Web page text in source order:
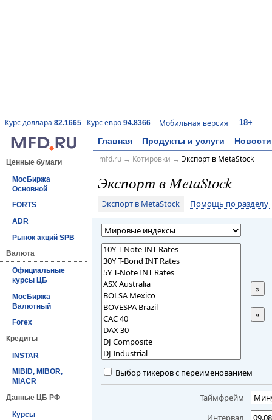
Курс доллара 82.1665 Курс евро 94.8366 Мобильная версия 18+
Главная Продукты и услуги Новости
Ценные бумаги
МосБиржа
Основной
FORTS
ADR
Рынок акций SPB
Валюта
Официальные
курсы ЦБ
МосБиржа
Валютный
Forex
Кредиты
INSTAR
MIBID, MIBOR,
MIACR
Данные ЦБ РФ
Курсы
mfd.ru→ Котировки → Экспорт в MetaStock
Экспорт в MetaStock
Экспорт в MetaStock Помощь по разделу
»
«
Выбор тикеров с переименованием
Таймфрейм
Интервал